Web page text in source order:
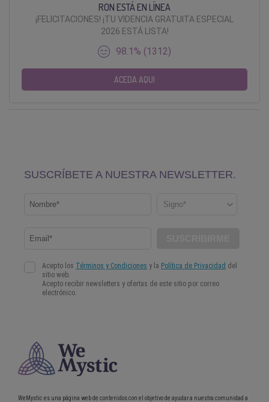
RON ESTÁ EN LÍNEA
¡FELICITACIONES! ¡TU VIDENCIA GRATUITA ESPECIAL
2026 ESTÁ LISTA!
98.1% (1312)
ACEDA AQUI
WeMystic es una página web de contenidos con el objetivo de ayudar a nuestra comunidad a